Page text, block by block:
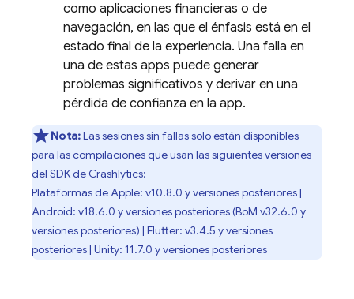
como aplicaciones financieras o de
navegación, en las que el énfasis está en el
estado final de la experiencia. Una falla en
una de estas apps puede generar
problemas significativos y derivar en una
pérdida de confianza en la app.
Nota:Las sesiones sin fallas solo están disponibles
para las compilaciones que usan las siguientes versiones
del SDK de Crashlytics:
Plataformas de Apple: v10.8.0 y versiones posteriores |
Android: v18.6.0 y versiones posteriores (BoM v32.6.0 y
versiones posteriores) | Flutter: v3.4.5 y versiones
posteriores | Unity: 11.7.0 y versiones posteriores